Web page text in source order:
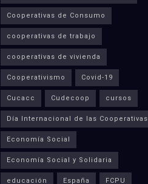
Cooperativas de Consumo
cooperativas de trabajo
cooperativas de vivienda
Cooperativismo Covid-19
Cucacc Cudecoop cursos
Día Internacional de las Cooperativas
Economía Social
Economía Social y Solidaria
educación España FCPU